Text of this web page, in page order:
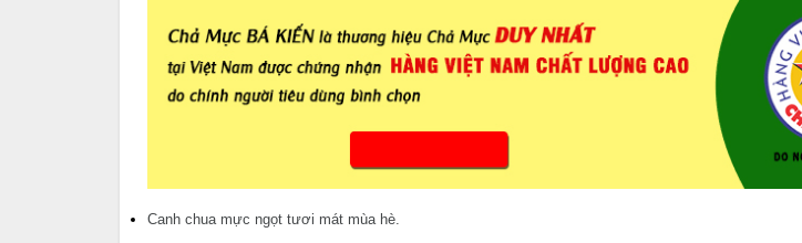
Canh chua mực ngọt tươi mát mùa hè.